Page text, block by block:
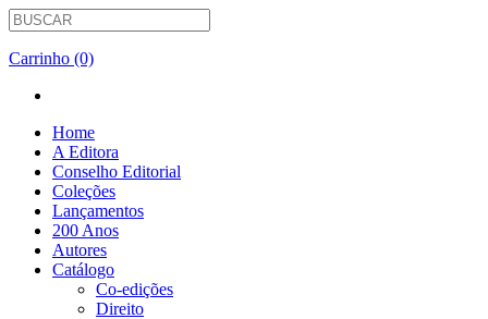
Carrinho (0)
Home
A Editora
Conselho Editorial
Coleções
Lançamentos
200 Anos
Autores
Catálogo
Co-edições
Direito